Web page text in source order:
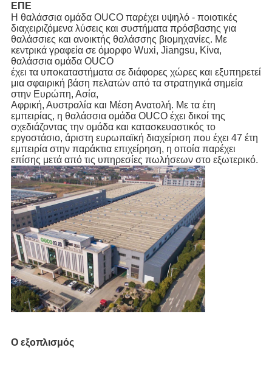
ΕΠΕ
Η θαλάσσια ομάδα OUCO παρέχει υψηλό - ποιοτικές
διαχειριζόμενα λύσεις και συστήματα πρόσβασης για
θαλάσσιες και ανοικτής θαλάσσης βιομηχανίες. Με
κεντρικά γραφεία σε όμορφο Wuxi, Jiangsu, Κίνα,
θαλάσσια ομάδα OUCO
έχει τα υποκαταστήματα σε διάφορες χώρες και εξυπηρετεί
μια σφαιρική βάση πελατών από τα στρατηγικά σημεία
στην Ευρώπη, Ασία,
Αφρική, Αυστραλία και Μέση Ανατολή. Με τα έτη
εμπειρίας, η θαλάσσια ομάδα OUCO έχει δικοί της
σχεδιάζοντας την ομάδα και κατασκευαστικός το
εργοστάσιο, άριστη ευρωπαϊκή διαχείριση που έχει 47 έτη
εμπειρία στην παράκτια επιχείρηση, η οποία παρέχει
επίσης μετά από τις υπηρεσίες πωλήσεων στο εξωτερικό.
Ο εξοπλισμός